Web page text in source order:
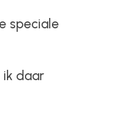
speciale
ik daar